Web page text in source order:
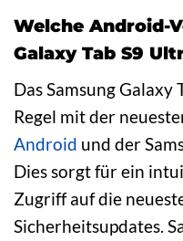
Welche Android-
Galaxy Tab S9
Das Samsung
Regel mit der
Android und der
Dies sorgt für ein
Zugriff auf die
Sicherheitsupdates.